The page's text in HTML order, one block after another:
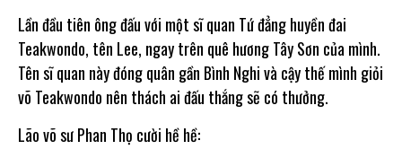
Lần đầu tiên ông đấu với một sĩ quan Tứ đẳng huyền đai
Teakwondo, tên Lee, ngay trên quê hương Tây Sơn của mình.
Tên sĩ quan này đóng quân gần Bình Nghi và cậy thế mình giỏi
võ Teakwondo nên thách ai đấu thắng sẽ có thưởng.
Lão võ sư Phan Thọ cười hề hề: